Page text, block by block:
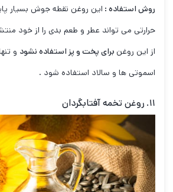
روش استفاده : این روغن نقطه جوش بسیار
حرارتی می تواند عطر و طعم بدی را از خود
از این روغن برای پخت و پز استفاده نشود و
اسموتی ها و سالاد استفاده شود .
۱۱. روغن تخمه آفتابگردان